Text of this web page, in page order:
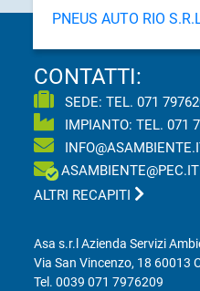
PNEUS AUTO RIO
CONTATTI:
SEDE: TEL.071
IMPIANTO: TEL.071
ASAMBIENTE@PEC.IT
ALTRI RECAPITI
Asa s.r.l Azienda Servizi
Via San Vincenzo, 18 60013
Tel.0039 071 7976209